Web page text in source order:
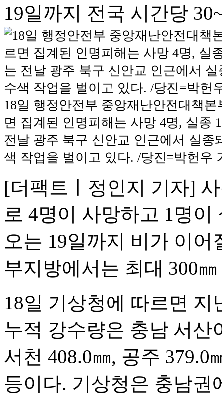
19일까지 전국 시간당
18일 행정안전부 중앙재난안전대책
면 집계된 인명피해는 사망 4명, 실종
전날 광주 북구 신안교 인근에서 실종
색 작업을 벌이고 있다. /당진=박헌우
[더팩트ㅣ정인지 기자]
로 4명이 사망하고 1명
오는 19일까지 비가 이
부지방에서는 최대 300
18일 기상청에 따르면
누적 강수량은 충남 서산
서천 408.0㎜, 공주 379.0
등이다. 기상청은 충남권